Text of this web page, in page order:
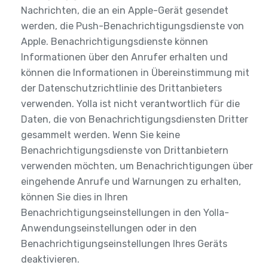
Nachrichten, die an ein Apple-Gerät gesendet
werden, die Push-Benachrichtigungsdienste von
Apple. Benachrichtigungsdienste können
Informationen über den Anrufer erhalten und
können die Informationen in Übereinstimmung mit
der Datenschutzrichtlinie des Drittanbieters
verwenden. Yolla ist nicht verantwortlich für die
Daten, die von Benachrichtigungsdiensten Dritter
gesammelt werden. Wenn Sie keine
Benachrichtigungsdienste von Drittanbietern
verwenden möchten, um Benachrichtigungen über
eingehende Anrufe und Warnungen zu erhalten,
können Sie dies in Ihren
Benachrichtigungseinstellungen in den Yolla-
Anwendungseinstellungen oder in den
Benachrichtigungseinstellungen Ihres Geräts
deaktivieren.